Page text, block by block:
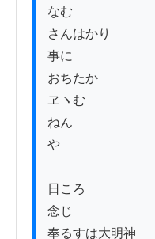
なむ
さんはかり
事に
おちたか
ヱヽむ
ねん
や
日ころ
念じ
奉るすは大明神